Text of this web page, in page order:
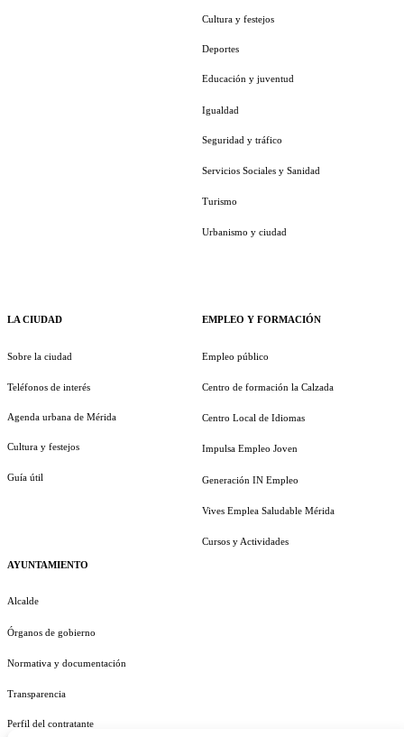
LA CIUDAD
Sobre la ciudad
Teléfonos de interés
Agenda urbana de Mérida
Cultura y festejos
Guía útil
AYUNTAMIENTO
Alcalde
Órganos de gobierno
Normativa y documentación
Transparencia
Perfil del contratante
Cultura y festejos
Deportes
Educación y juventud
Igualdad
Seguridad y tráfico
Servicios Sociales y Sanidad
Turismo
Urbanismo y ciudad
EMPLEO Y FORMACIÓN
Empleo público
Centro de formación la Calzada
Centro Local de Idiomas
Impulsa Empleo Joven
Generación IN Empleo
Vives Emplea Saludable Mérida
Cursos y Actividades